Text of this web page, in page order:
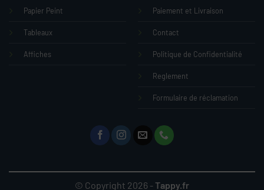
Papier Peint
Tableaux
Affiches
Paiement et Livraison
Contact
Politique de Confidentialité
Reglement
Formulaire de réclamation
© Copyright 2026 -Tappy.fr